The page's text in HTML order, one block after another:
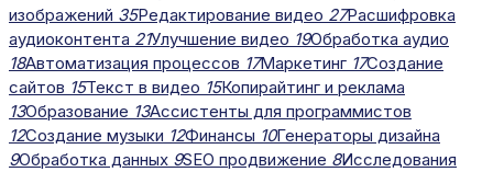
изображений 35Редактирование видео 27Расшифровка
аудиоконтента 21Улучшение видео 19Обработка аудио
18Автоматизация процессов 17Маркетинг 17Создание
сайтов 15Текст в видео 15Копирайтинг и реклама
13Образование 13Ассистенты для программистов
12Создание музыки 12Финансы 10Генераторы дизайна
9Обработка данных 9SEO продвижение 8Исследования